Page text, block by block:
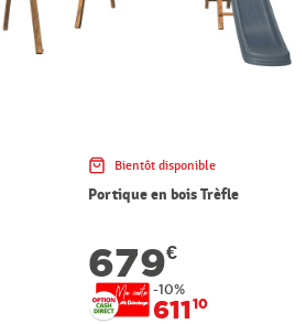
Bientôt disponible
Portique en bois Trèfle
679€
-10%
61110